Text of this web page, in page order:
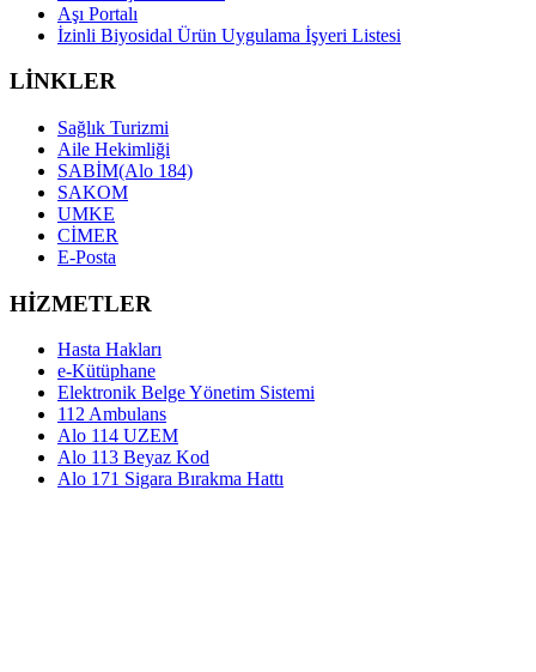
Aşı Portalı
İzinli Biyosidal Ürün Uygulama İşyeri Listesi
LİNKLER
Sağlık Turizmi
Aile Hekimliği
SABİM(Alo 184)
SAKOM
UMKE
CİMER
E-Posta
HİZMETLER
Hasta Hakları
e-Kütüphane
Elektronik Belge Yönetim Sistemi
112 Ambulans
Alo 114 UZEM
Alo 113 Beyaz Kod
Alo 171 Sigara Bırakma Hattı